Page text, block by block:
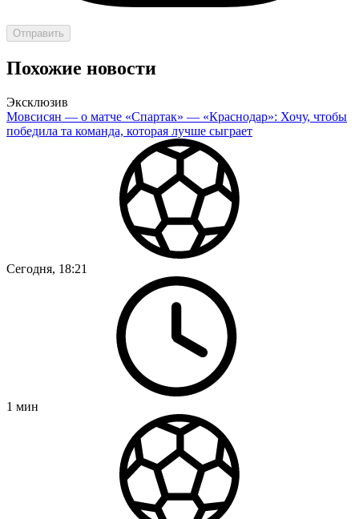
Отправить
Похожие новости
Эксклюзив
Мовсисян — о матче «Спартак» — «Краснодар»: Хочу, чтобы
победила та команда, которая лучше сыграет
Сегодня, 18:21
1 мин